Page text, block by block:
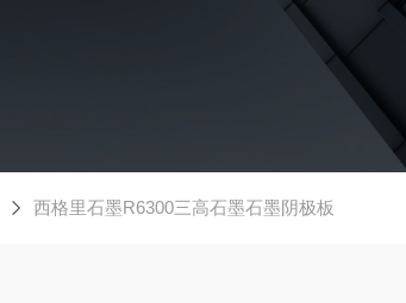
西格里石墨R6300三高石墨石墨阴极板